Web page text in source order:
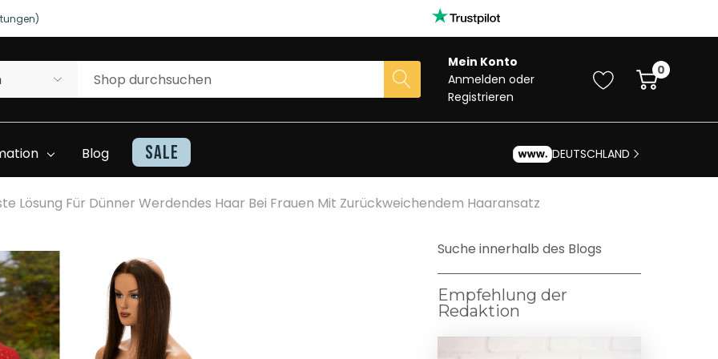
Mein Konto
Anmelden oder
Registrieren
0
Kontakt
Beratung Und
Unterstützung
Blog Sale DEUTSCHLAND
Lösung Für Dünner Werdendes Haar Bei Frauen Mit Zurückweichendem Haaransatz
Suche innerhalb des Blogs
Empfehlung der
Redaktion